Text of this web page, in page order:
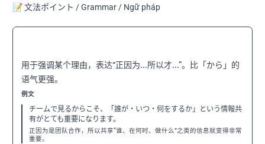
📝 文法ポイント / Grammar / Ngữ pháp
用于强调某个理由，表达“正因为...所以才...”。比「から」的
语气更强。
例文
チームで見るからこそ、「誰が・いつ・何をするか」という情報共
有がとても重要になります。
正因为是团队合作，所以共享“谁、在何时、做什么”之类的信息就变得非常
重要。